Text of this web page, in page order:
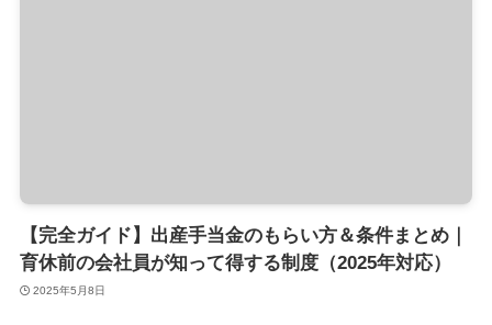
【完全ガイド】出産手当金のもらい方＆条件まとめ｜
育休前の会社員が知って得する制度（2025年対応）
2025年5月8日